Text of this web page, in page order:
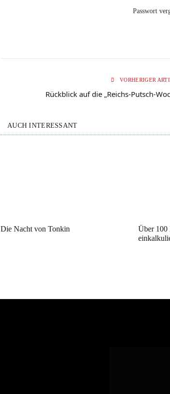
Passwort
VORHERIGER
Rückblick auf die „Reichs-Putsch-
AUCH INTERESSANT
Die Nacht von Tonkin
Über